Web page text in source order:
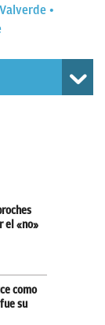
el «no»
como
su